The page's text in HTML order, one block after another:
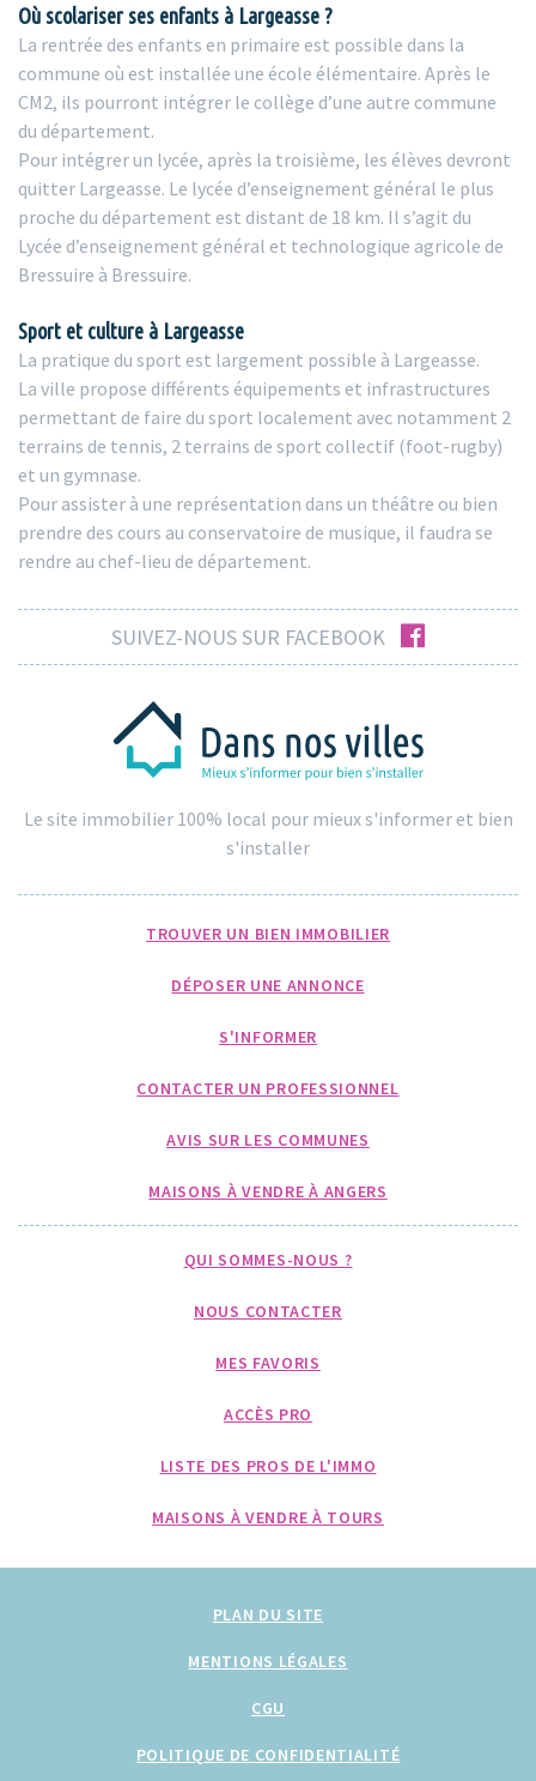
Où scolariser ses enfants à Largeasse ?
La rentrée des enfants en primaire est possible dans la
commune où est installée une école élémentaire. Après le
CM2, ils pourront intégrer le collège d’une autre commune
du département.
Pour intégrer un lycée, après la troisième, les élèves devront
quitter Largeasse. Le lycée d’enseignement général le plus
proche du département est distant de 18 km. Il s’agit du
Lycée d’enseignement général et technologique agricole de
Bressuire à Bressuire.
Sport et culture à Largeasse
La pratique du sport est largement possible à Largeasse.
La ville propose différents équipements et infrastructures
permettant de faire du sport localement avec notamment 2
terrains de tennis, 2 terrains de sport collectif (foot-rugby)
et un gymnase.
Pour assister à une représentation dans un théâtre ou bien
prendre des cours au conservatoire de musique, il faudra se
rendre au chef-lieu de département.
SUIVEZ-NOUS SUR FACEBOOK facebook
Le site immobilier 100% local pour mieux s'informer et bien
s'installer
TROUVER UN BIEN IMMOBILIER
DÉPOSER UNE ANNONCE
S'INFORMER
CONTACTER UN PROFESSIONNEL
AVIS SUR LES COMMUNES
MAISONS À VENDRE À ANGERS
QUI SOMMES-NOUS ?
NOUS CONTACTER
MES FAVORIS
ACCÈS PRO
LISTE DES PROS DE L'IMMO
MAISONS À VENDRE À TOURS
PLAN DU SITE
MENTIONS LÉGALES
CGU
POLITIQUE DE CONFIDENTIALITÉ